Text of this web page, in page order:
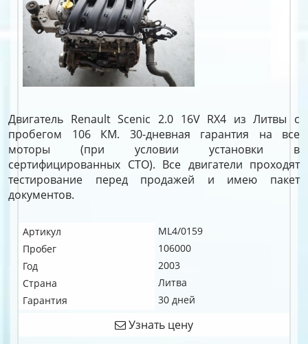
Двигатель Renault Scenic 2.0 16V RX4 из Литвы с
пробегом 106 КМ. 30-дневная гарантия на все
моторы (при условии установки в
сертифицированных СТО). Все двигатели проходят
тестирование перед продажей и имею пакет
документов.
Артикул
ML4/0159
Пробег
106000
Год
2003
Страна
Литва
Гарантия
30 дней
Узнать цену